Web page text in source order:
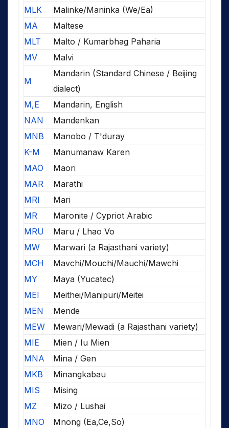
MLK
Malinke/Maninka (We/Ea)
MA
Maltese
MLT
Malto / Kumarbhag Paharia
MV
Malvi
M
Mandarin (Standard Chinese / Beijing
dialect)
M,E
Mandarin, English
NAN
Mandenkan
MNB
Manobo / T'duray
K-M
Manumanaw Karen
MAO
Maori
MAR
Marathi
MRI
Mari
MR
Maronite / Cypriot Arabic
MRU
Maru / Lhao Vo
MW
Marwari (a Rajasthani variety)
MCH
Mavchi/Mouchi/Mauchi/Mawchi
MY
Maya (Yucatec)
MEI
Meithei/Manipuri/Meitei
MEN
Mende
MEW
Mewari/Mewadi (a Rajasthani variety)
MIE
Mien / Iu Mien
MNA
Mina / Gen
MKB
Minangkabau
MIS
Mising
MZ
Mizo / Lushai
MNO
Mnong (Ea,Ce,So)